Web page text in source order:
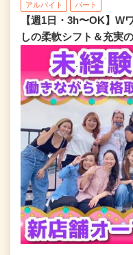
アルバイト パート
【週1日・3h〜OK】
しの柔軟シフト＆充実